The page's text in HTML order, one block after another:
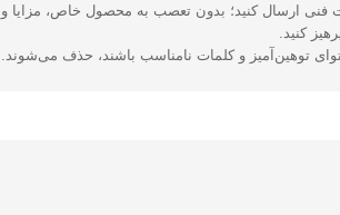
ارسال کنید؛ بدون تعصب به محصول خاص، مزایا و
کنید.
توهین‌آمیز و کلمات نامناسب باشند، حذف می‌شوند.